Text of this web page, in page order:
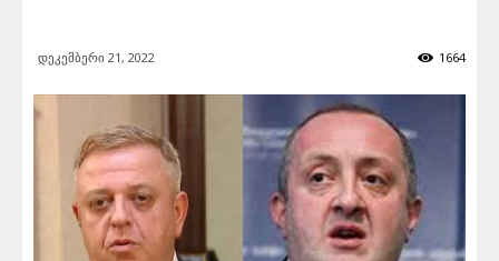
დეკემბერი 21, 2022 1664